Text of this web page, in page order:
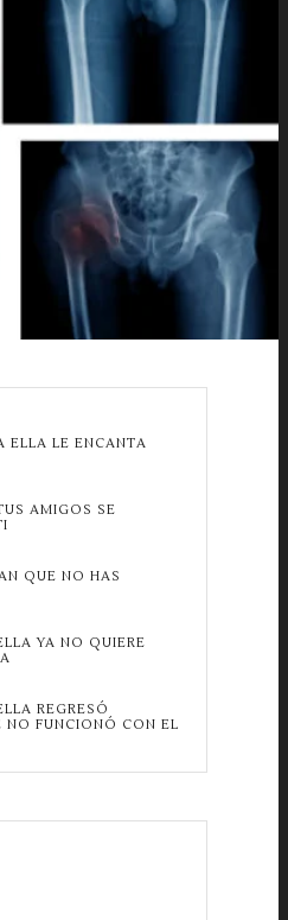
ELLA LE ENCANTA
AMIGOS SE
QUE NO HAS
YA NO QUIERE
REGRESÓ
NO FUNCIONÓ CON EL